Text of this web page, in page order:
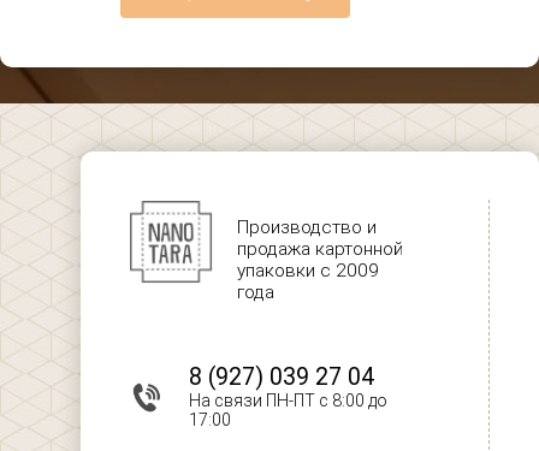
Производство и
продажа картонной
упаковки с 2009
года
8 (927) 039 27 04
На связи ПН-ПТ с 8:00 до
17:00